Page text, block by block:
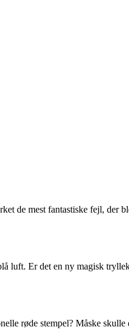
de mest fantastiske fejl, der
luft. Er det en ny magisk
røde stempel? Måske